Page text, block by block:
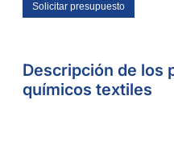
Solicitar presupuesto
Descripción de los
químicos textiles